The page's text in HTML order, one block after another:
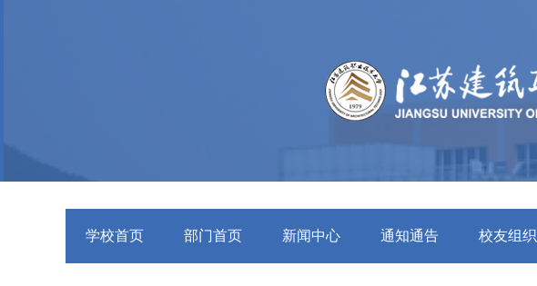
学校首页 部门首页 新闻中心 通知通告 校友组织